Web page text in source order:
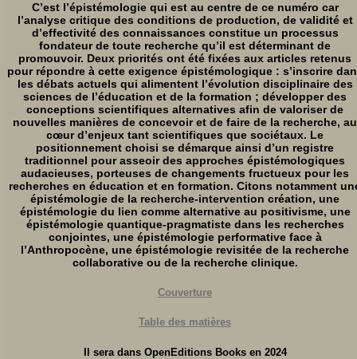
C’est l’épistémologie qui est au centre de ce numéro car
l’analyse critique des conditions de production, de validité et
d’effectivité des connaissances constitue un processus
fondateur de toute recherche qu’il est déterminant de
promouvoir. Deux priorités ont été fixées aux articles retenus
pour répondre à cette exigence épistémologique : s’inscrire
les débats actuels qui alimentent l’évolution disciplinaire des
sciences de l’éducation et de la formation ; développer des
conceptions scientifiques alternatives afin de valoriser de
nouvelles manières de concevoir et de faire de la recherche, au
cœur d’enjeux tant scientifiques que sociétaux. Le
positionnement choisi se démarque ainsi d’un registre
traditionnel pour asseoir des approches épistémologiques
audacieuses, porteuses de changements fructueux pour les
recherches en éducation et en formation. Citons notamment
épistémologie de la recherche-intervention création, une
épistémologie du lien comme alternative au positivisme, une
épistémologie quantique-pragmatiste dans les recherches
conjointes, une épistémologie performative face à
l’Anthropocène, une épistémologie revisitée de la recherche
collaborative ou de la recherche clinique.
Couverture
Table des matières
Il sera dans OpenEditions Books en 2024